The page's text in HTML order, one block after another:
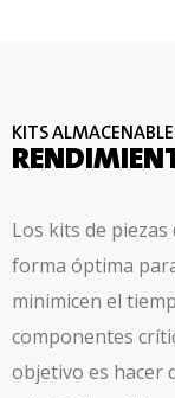
KITS
Los kits de
forma óptima
minimicen el
componentes
objetivo es hacer